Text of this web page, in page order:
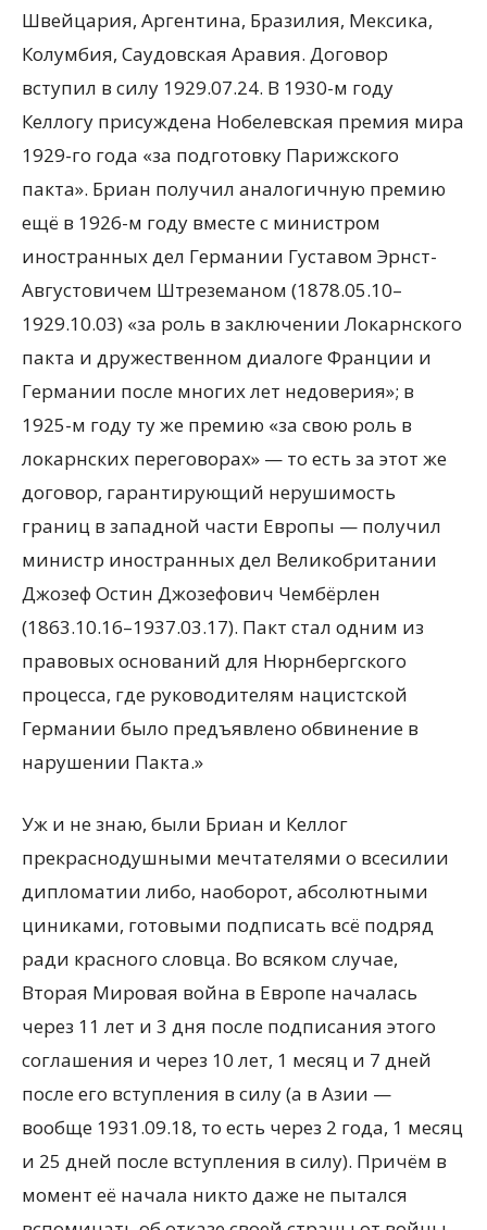
Швейцария, Аргентина, Бразилия, Мексика,
Колумбия, Саудовская Аравия. Договор
вступил в силу 1929.07.24. В 1930-м году
Келлогу присуждена Нобелевская премия мира
1929-го года «за подготовку Парижского
пакта». Бриан получил аналогичную премию
ещё в 1926-м году вместе с министром
иностранных дел Германии Густавом Эрнст-
Августовичем Штреземаном (1878.05.10–
1929.10.03) «за роль в заключении Локарнского
пакта и дружественном диалоге Франции и
Германии после многих лет недоверия»; в
1925-м году ту же премию «за свою роль в
локарнских переговорах» — то есть за этот же
договор, гарантирующий нерушимость
границ в западной части Европы — получил
министр иностранных дел Великобритании
Джозеф Остин Джозефович Чембёрлен
(1863.10.16–1937.03.17). Пакт стал одним из
правовых оснований для Нюрнбергского
процесса, где руководителям нацистской
Германии было предъявлено обвинение в
нарушении Пакта.»
Уж и не знаю, были Бриан и Келлог
прекраснодушными мечтателями о всесилии
дипломатии либо, наоборот, абсолютными
циниками, готовыми подписать всё подряд
ради красного словца. Во всяком случае,
Вторая Мировая война в Европе началась
через 11 лет и 3 дня после подписания этого
соглашения и через 10 лет, 1 месяц и 7 дней
после его вступления в силу (а в Азии —
вообще 1931.09.18, то есть через 2 года, 1 месяц
и 25 дней после вступления в силу). Причём в
момент её начала никто даже не пытался